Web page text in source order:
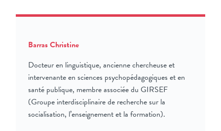
Barras Christine
Docteur en linguistique, ancienne chercheuse et
intervenante en sciences psychopédagogiques et en
santé publique, membre associée du GIRSEF
(Groupe interdisciplinaire de recherche sur la
socialisation, l’enseignement et la formation).